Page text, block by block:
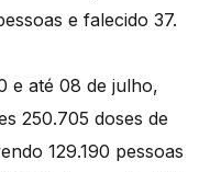
e falecido 37.
e até 08 de julho,
250.705 doses de
129.190 pessoas